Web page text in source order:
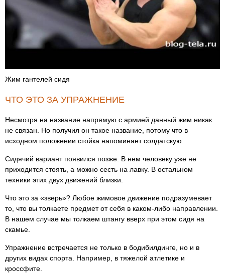
Жим гантелей сидя
ЧТО ЭТО ЗА УПРАЖНЕНИЕ
Несмотря на название напрямую с армией данный жим никак
не связан. Но получил он такое название, потому что в
исходном положении стойка напоминает солдатскую.
Сидячий вариант появился позже. В нем человеку уже не
приходится стоять, а можно сесть на лавку. В остальном
техники этих двух движений близки.
Что это за «зверь»? Любое жимовое движение подразумевает
то, что вы толкаете предмет от себя в каком-либо направлении.
В нашем случае мы толкаем штангу вверх при этом сидя на
скамье.
Упражнение встречается не только в бодибилдинге, но и в
других видах спорта. Например, в тяжелой атлетике и
кроссфите.